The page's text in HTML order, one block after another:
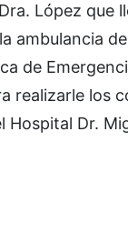
López que
ambulancia
de
realizarle los
Hospital Dr.